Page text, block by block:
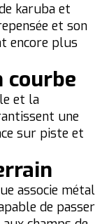
karuba et
et son
encore plus
courbe
et la
une
sur piste et
associe métal
de passer